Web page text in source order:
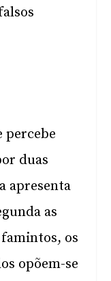
percebe
duas
apresenta
as
famintos, os
opõem-se